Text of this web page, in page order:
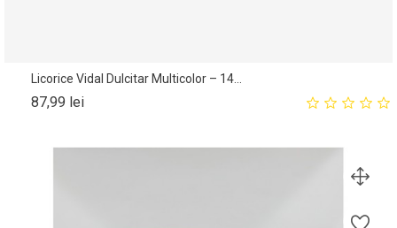
Licorice Vidal Dulcitar Multicolor – 14...
87,99 leiPret